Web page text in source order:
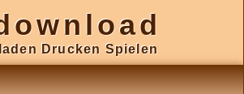
Drucken Spielen